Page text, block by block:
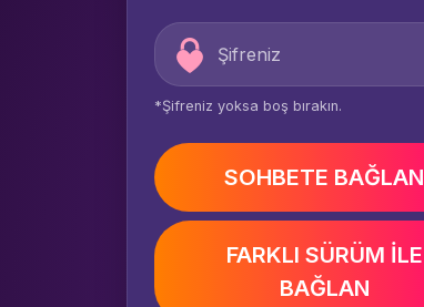
*Şifreniz yoksa boş bırakın.
SOHBETE BAĞLAN
FARKLI SÜRÜM İLE
BAĞLAN